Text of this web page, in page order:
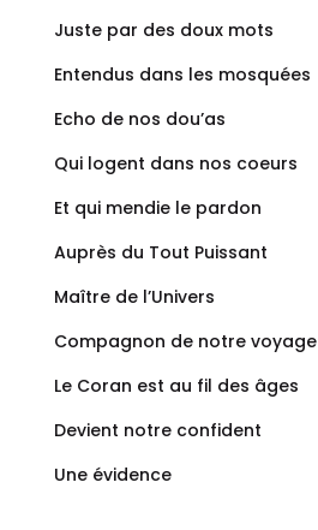
Juste par des doux mots
Entendus dans les mosquées
Echo de nos dou’as
Qui logent dans nos coeurs
Et qui mendie le pardon
Auprès du Tout Puissant
Maître de l’Univers
Compagnon de notre voyage
Le Coran est au fil des âges
Devient notre confident
Une évidence